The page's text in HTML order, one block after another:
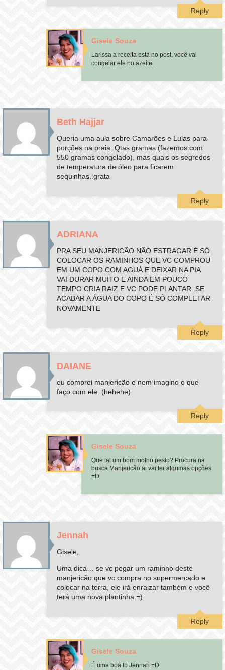
Reply
Gisele Souza
Larissa a receita esta no post, você vai
congelar ele no azeite.
Beth Hajjar
Queria uma aula sobre Camarões e Lulas para
porções na praia..Qtas gramas (fazemos com
550 gramas congelado), mas quais os segredos
de temperatura de óleo para ficarem
sequinhas..grata
Reply
ADRIANA
PRA SEU MANJERICÃO NÃO ESTRAGAR É SÓ
COLOCAR OS RAMINHOS QUE VC COMPROU
EM UM COPO COM AGUÁ E DEIXAR NA PIA
VAI DURAR MUITO E AINDA EM POUCO
TEMPO CRIA RAIZ E VC PODE PLANTAR..SE
ACABAR A ÁGUA DO COPO É SÓ COMPLETAR
NOVAMENTE
Reply
DAIANE
eu comprei manjericão e nem imagino o que
faço com ele. (hehehe)
Reply
Gisele Souza
Que tal um bom molho pesto? Procura na
busca Manjericão ai vai ter algumas opções
=D
Jennah
Gisele,
Uma dica… se vc pegar um raminho deste
manjericão que vc compra no supermercado e
colocar na terra, ele irá enraizar também e você
terá uma nova plantinha =)
Reply
Gisele Souza
É uma boa tb Jennah =D